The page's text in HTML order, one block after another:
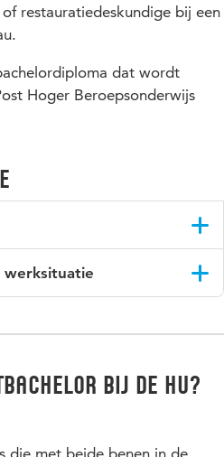
restauratiedeskundige bij een
dat wordt
Hoger Beroepsonderwijs
exclusief kosten voor boeken en
Bouwhistorie & Restauratie
werksituatie
bij de HU?